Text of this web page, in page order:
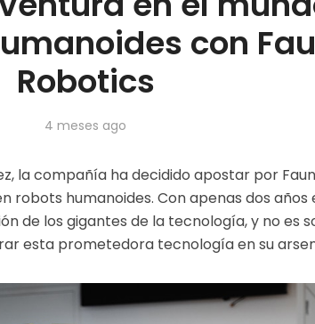
con
Robotics
4 meses ago
la compañía ha decidido apostar por
robots humanoides. Con apenas dos años
de los gigantes de la tecnología, y no es
esta prometedora tecnología en su